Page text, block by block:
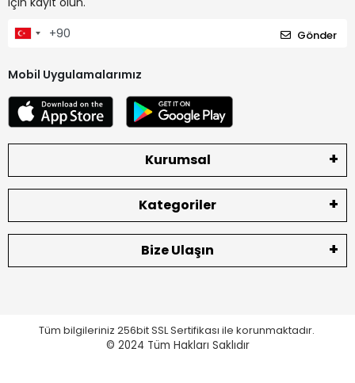
Gönder
Mobil Uygulamalarımız
Kurumsal
Kategoriler
Bize Ulaşın
Tüm bilgileriniz 256bit SSL Sertifikası ile korunmaktadır.
© 2024 Tüm Hakları Saklıdır